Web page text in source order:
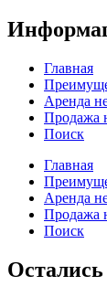
Главная
Аренда
Продажа
Поиск
Главная
Аренда
Продажа
Поиск